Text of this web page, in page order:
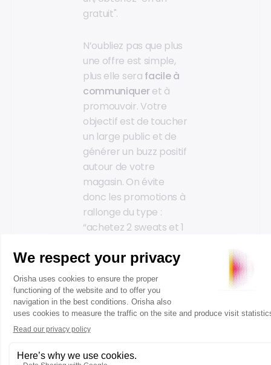
gratuit".
N’oubliez pas que plus
une offre est simple,
plus elle sera facile à
communiqueret à
promouvoir. Votre
objectif est de toucher
un large public et de
générer un buzz positif
autour de votre
magasin. On évite
donc les promotions à
rallonge du type :
“achetez 2 sweats et 1
bon de 10 € sur les
produits non soldés,
uniquement entre le 5
et le 10 du mois
suivant”.
relations